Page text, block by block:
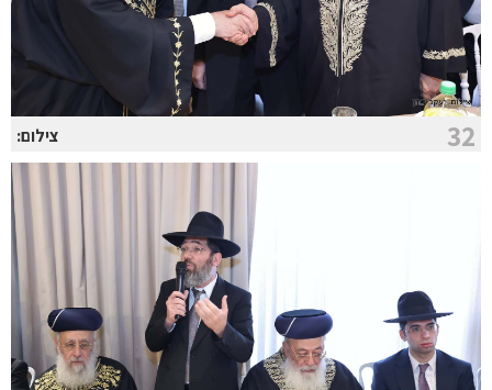
32 צילום: